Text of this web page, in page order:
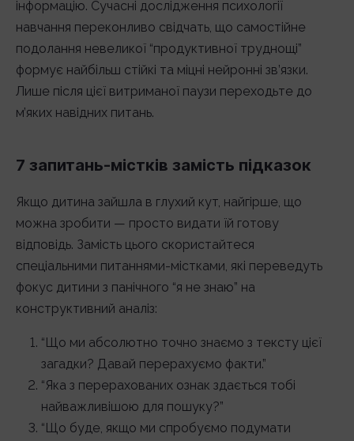
інформацію. Сучасні дослідження психології
навчання переконливо свідчать, що самостійне
подолання невеликої “продуктивної труднощі”
формує найбільш стійкі та міцні нейронні зв’язки.
Лише після цієї витриманої паузи переходьте до
м’яких навідних питань.
7 запитань-містків замість підказок
Якщо дитина зайшла в глухий кут, найгірше, що
можна зробити — просто видати їй готову
відповідь. Замість цього скористайтеся
спеціальними питаннями-містками, які переведуть
фокус дитини з панічного “я не знаю” на
конструктивний аналіз:
“Що ми абсолютно точно знаємо з тексту цієї
загадки? Давай перерахуємо факти.”
“Яка з перерахованих ознак здається тобі
найважливішою для пошуку?”
“Що буде, якщо ми спробуємо подумати